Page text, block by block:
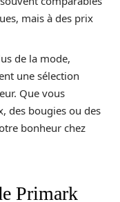
mais à des prix
de la mode,
une sélection
Que vous
des bougies ou des
bonheur chez
Primark